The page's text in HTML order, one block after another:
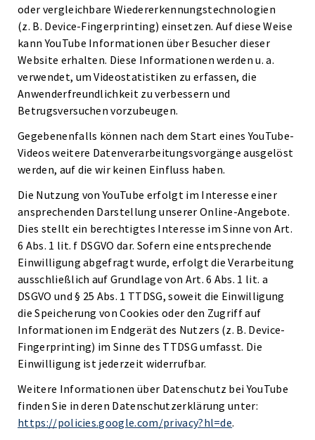
oder vergleichbare Wiedererkennungstechnologien
(z. B. Device-Fingerprinting) einsetzen. Auf diese Weise
kann YouTube Informationen über Besucher dieser
Website erhalten. Diese Informationen werden u. a.
verwendet, um Videostatistiken zu erfassen, die
Anwenderfreundlichkeit zu verbessern und
Betrugsversuchen vorzubeugen.
Gegebenenfalls können nach dem Start eines YouTube-
Videos weitere Datenverarbeitungsvorgänge ausgelöst
werden, auf die wir keinen Einfluss haben.
Die Nutzung von YouTube erfolgt im Interesse einer
ansprechenden Darstellung unserer Online-Angebote.
Dies stellt ein berechtigtes Interesse im Sinne von Art.
6 Abs. 1 lit. f DSGVO dar. Sofern eine entsprechende
Einwilligung abgefragt wurde, erfolgt die Verarbeitung
ausschließlich auf Grundlage von Art. 6 Abs. 1 lit. a
DSGVO und § 25 Abs. 1 TTDSG, soweit die Einwilligung
die Speicherung von Cookies oder den Zugriff auf
Informationen im Endgerät des Nutzers (z. B. Device-
Fingerprinting) im Sinne des TTDSG umfasst. Die
Einwilligung ist jederzeit widerrufbar.
Weitere Informationen über Datenschutz bei YouTube
finden Sie in deren Datenschutzerklärung unter:
https://policies.google.com/privacy?hl=de.